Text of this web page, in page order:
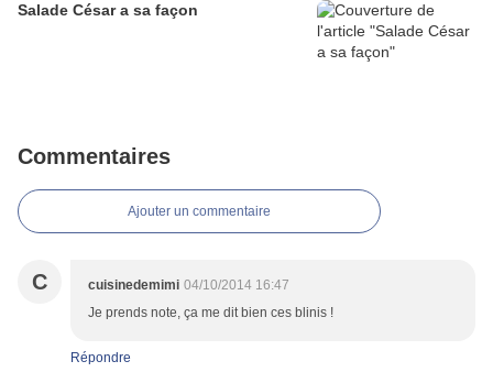
Salade César a sa façon
Commentaires
Ajouter un commentaire
C cuisinedemimi 04/10/2014 16:47
Je prends note, ça me dit bien ces blinis !
Répondre